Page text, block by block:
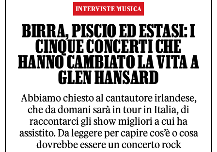
INTERVISTE MUSICA
BIRRA, PISCIO ED ESTASI: I
CINQUE CONCERTI CHE
HANNO CAMBIATO LA VITA A
GLEN HANSARD
Abbiamo chiesto al cantautore irlandese,
che da domani sarà in tour in Italia, di
raccontarci gli show migliori a cui ha
assistito. Da leggere per capire cos’è o cosa
dovrebbe essere un concerto rock